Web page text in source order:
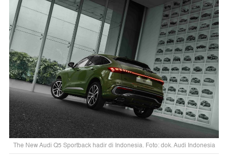
The New Audi Q5 Sportback hadir di Indonesia. Foto: dok. Audi Indonesia